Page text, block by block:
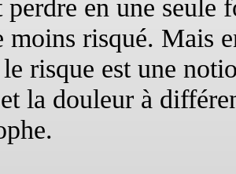
perdre en une seule
moins risqué. Mais
risque est une
la douleur à